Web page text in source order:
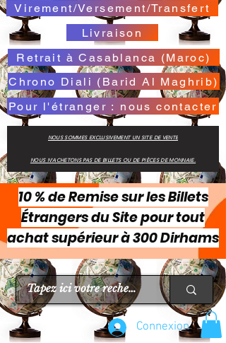
Virement/Versement/Transfert
Livraison
Retrait à Casablanca (Maroc)
Chrono Diali (Barid Al Maghrib)
Pour l'étranger : nous contacter
NOUS SOMMES EXCLUSIVEMENT UN SITE DE VENTE
NOUS N'ACHETONS PAS DE BILLETS OU DE PIÈCES DE MONNAIE.
10 % de Remise sur les Billets
Étrangers du Site pour tout
achat supérieur à 300 Dirhams
Connexion